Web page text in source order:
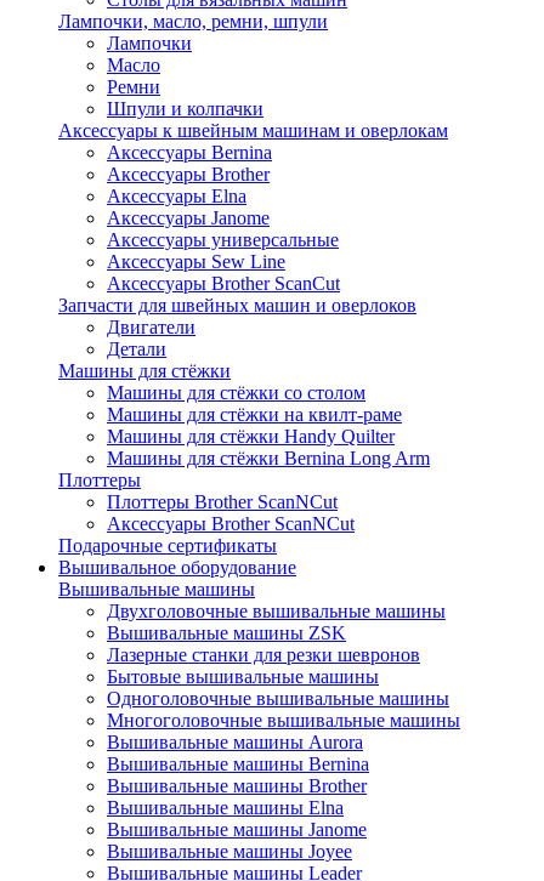
Лампочки, масло, ремни, шпули
Лампочки
Масло
Ремни
Шпули и колпачки
Аксессуары к швейным машинам и оверлокам
Аксессуары Bernina
Аксессуары Brother
Аксессуары Elna
Аксессуары Janome
Аксессуары универсальные
Аксессуары Sew Line
Аксессуары Brother ScanCut
Запчасти для швейных машин и оверлоков
Двигатели
Детали
Машины для стёжки
Машины для стёжки со столом
Машины для стёжки на квилт-раме
Машины для стёжки Handy Quilter
Машины для стёжки Bernina Long Arm
Плоттеры
Плоттеры Brother ScanNCut
Аксессуары Brother ScanNCut
Подарочные сертификаты
Вышивальное оборудование
Вышивальные машины
Двухголовочные вышивальные машины
Вышивальные машины ZSK
Лазерные станки для резки шевронов
Бытовые вышивальные машины
Одноголовочные вышивальные машины
Многоголовочные вышивальные машины
Вышивальные машины Aurora
Вышивальные машины Bernina
Вышивальные машины Brother
Вышивальные машины Elna
Вышивальные машины Janome
Вышивальные машины Joyee
Вышивальные машины Leader